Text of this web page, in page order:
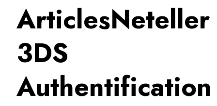
ArticlesNeteller
3DS
Authentification